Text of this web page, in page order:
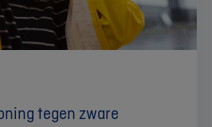
tegen zware